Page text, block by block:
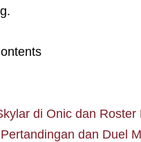
di Onic dan Roster
dan Duel